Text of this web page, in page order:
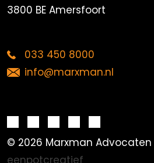
3800 BE Amersfoort
033 450 8000
info@marxman.nl
© 2026 Marxman Advocaten
eenpotcreatief